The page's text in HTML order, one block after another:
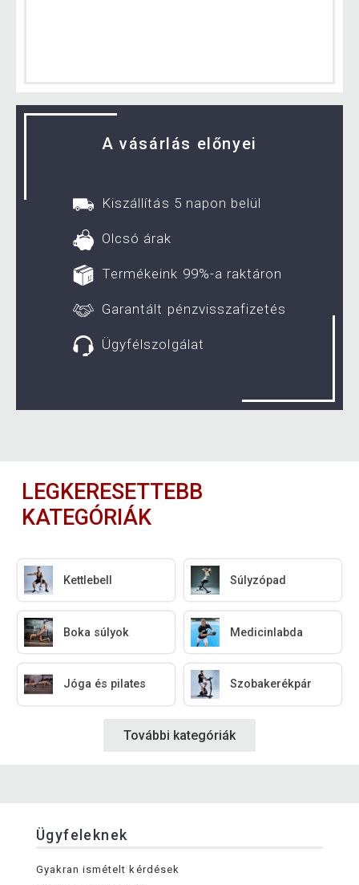
A vásárlás előnyei
Kiszállítás 5 napon belül
Olcsó árak
Termékeink 99%-a raktáron
Garantált pénzvisszafizetés
Ügyfélszolgálat
LEGKERESETTEBB
KATEGÓRIÁK
Kettlebell Súlyzópad
Boka súlyok Medicinlabda
Jóga és pilates Szobakerékpár
További kategóriák
Ügyfeleknek
Gyakran ismételt kérdések